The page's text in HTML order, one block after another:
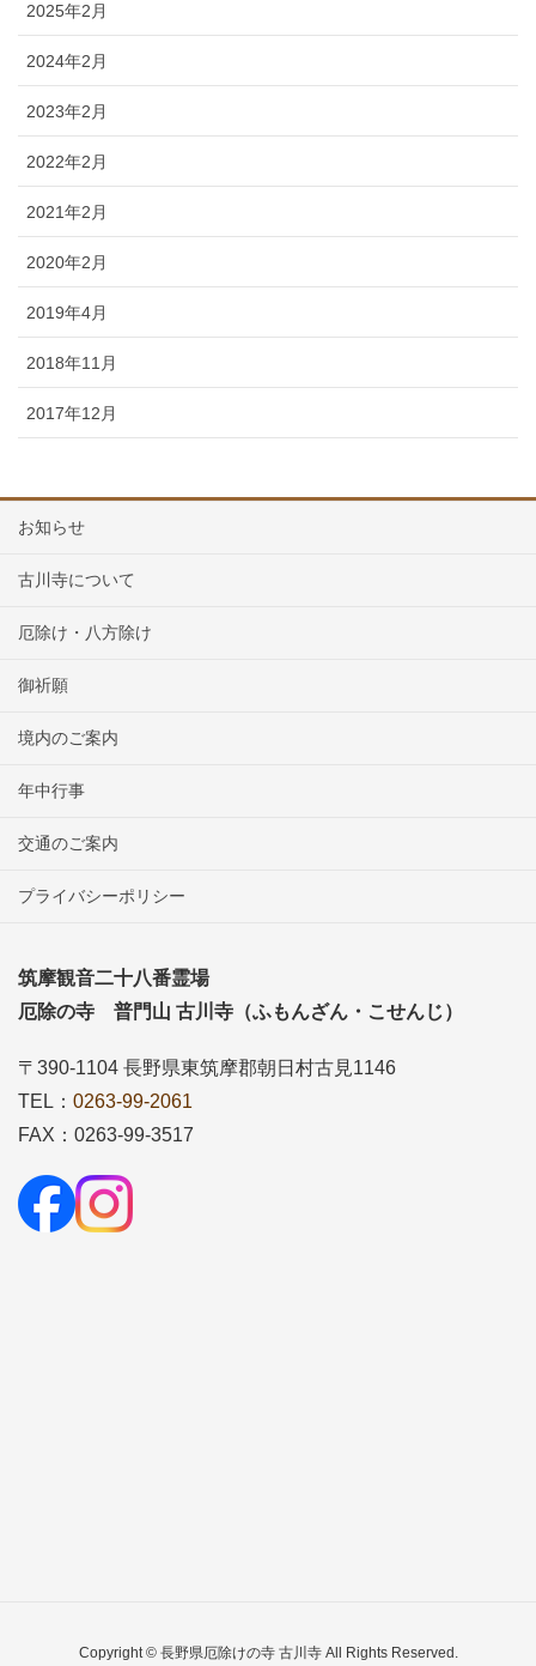
2025年2月
2024年2月
2023年2月
2022年2月
2021年2月
2020年2月
2019年4月
2018年11月
2017年12月
お知らせ
古川寺について
厄除け・八方除け
御祈願
境内のご案内
年中行事
交通のご案内
プライバシーポリシー
筑摩観音二十八番霊場
厄除の寺 普門山 古川寺（ふもんざん・こせんじ）
〒390-1104 長野県東筑摩郡朝日村古見1146
TEL： 0263-99-2061
FAX：0263-99-3517
Copyright © 長野県厄除けの寺 古川寺 All Rights Reserved.